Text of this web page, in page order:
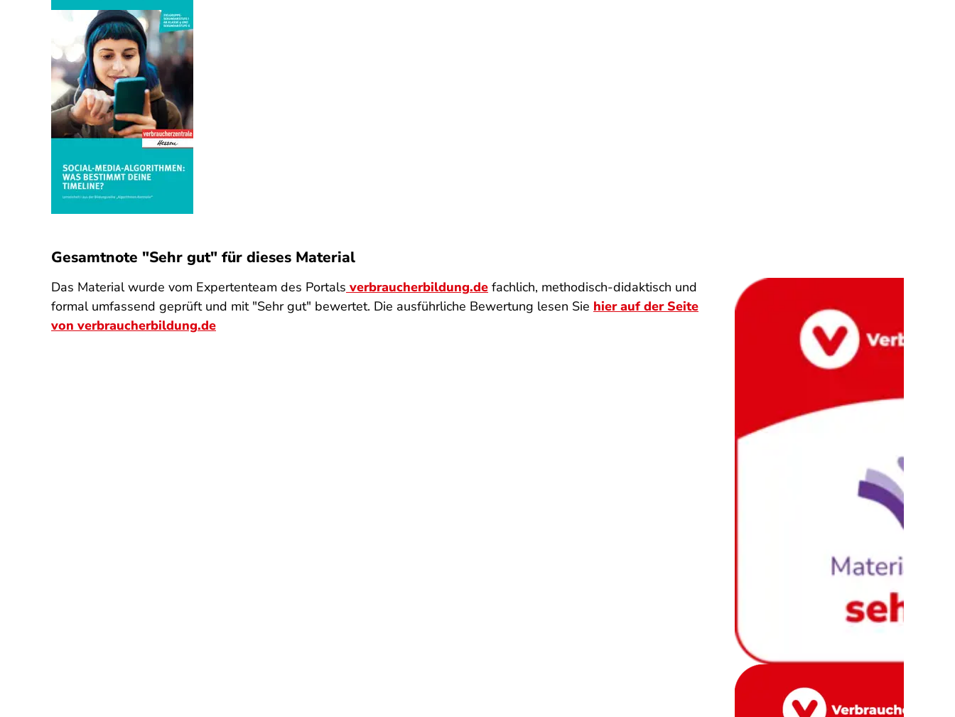
Gesamtnote "Sehr gut" für dieses Material
Das Material wurde vom Expertenteam des Portals verbraucherbildung.de fachlich, methodisch-didaktisch und
formal umfassend geprüft und mit "Sehr gut" bewertet. Die ausführliche Bewertung lesen Sie hier auf der Seite
von verbraucherbildung.de